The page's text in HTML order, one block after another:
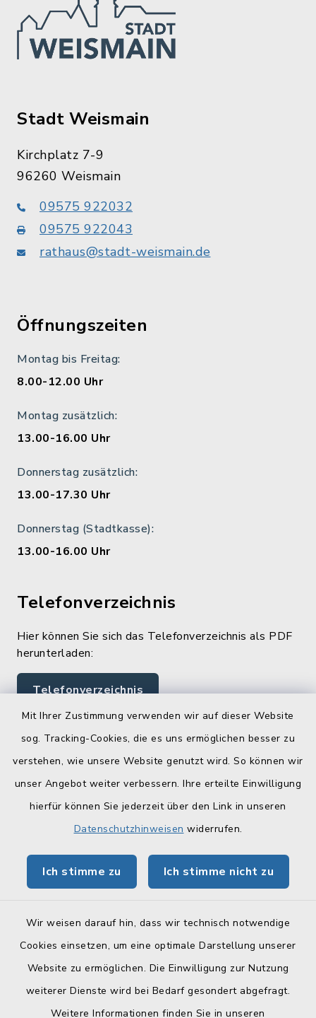
Mit Ihrer Zustimmung verwenden wir auf dieser Website
sog. Tracking-Cookies, die es uns ermöglichen besser zu
verstehen, wie unsere Website genutzt wird. So können wir
unser Angebot weiter verbessern. Ihre erteilte Einwilligung
hierfür können Sie jederzeit über den Link in unseren
Datenschutzhinweisen widerrufen.
Ich stimme zu Ich stimme nicht zu
Wir weisen darauf hin, dass wir technisch notwendige
Cookies einsetzen, um eine optimale Darstellung unserer
Website zu ermöglichen. Die Einwilligung zur Nutzung
weiterer Dienste wird bei Bedarf gesondert abgefragt.
Weitere Informationen finden Sie in unseren
Stadt Weismain
Kirchplatz 7-9
96260 Weismain
09575 922032
09575 922043
rathaus@stadt-weismain.de
Öffnungszeiten
Montag bis Freitag:
8.00-12.00 Uhr
Montag zusätzlich:
13.00-16.00 Uhr
Donnerstag zusätzlich:
13.00-17.30 Uhr
Donnerstag (Stadtkasse):
13.00-16.00 Uhr
Telefonverzeichnis
Hier können Sie sich das Telefonverzeichnis als PDF
herunterladen:
Telefonverzeichnis
Quicklinks
Landratsamt Lichtenfels
Geoportal Lichtenfels
BayernPortal